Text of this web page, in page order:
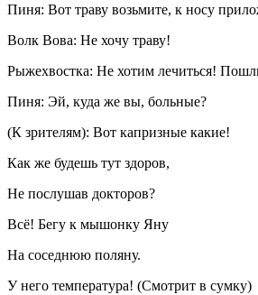
Пиня: Вот траву возьмите, к носу
Волк Вова: Не хочу траву!
Рыжехвостка: Не хотим лечиться!
Пиня: Эй, куда же вы, больные?
(К зрителям): Вот капризные какие!
Как же будешь тут здоров,
Не послушав докторов?
Всё! Бегу к мышонку Яну
На соседнюю поляну.
У него температура! (Смотрит в сумку)